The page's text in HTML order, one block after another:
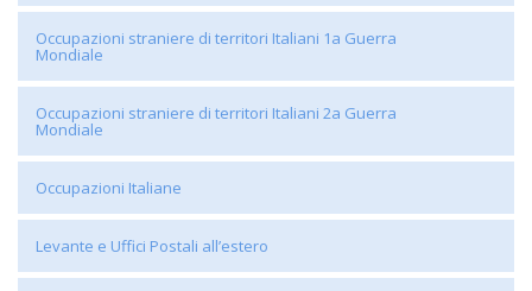
Occupazioni straniere di territori Italiani 1a Guerra
Mondiale
Occupazioni straniere di territori Italiani 2a Guerra
Mondiale
Occupazioni Italiane
Levante e Uffici Postali all’estero